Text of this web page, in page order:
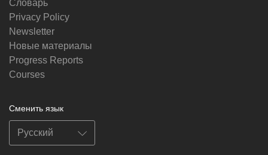
Словарь
Privacy Policy
Newsletter
Новые материалы
Progress Reports
Courses
Сменить язык